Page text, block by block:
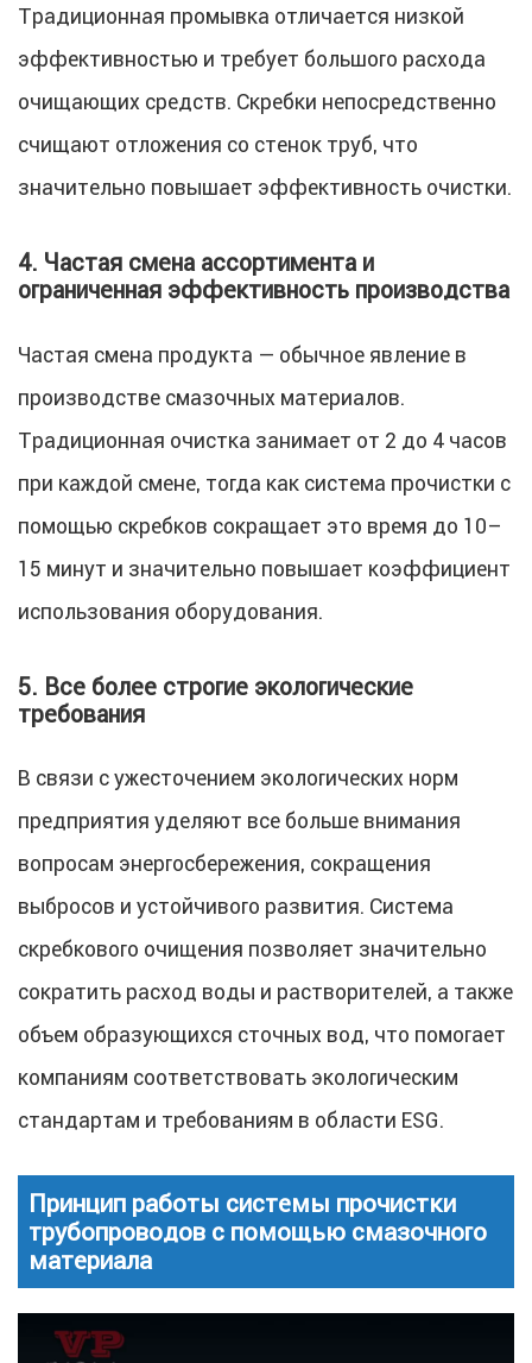
Традиционная промывка отличается низкой
эффективностью и требует большого расхода
очищающих средств. Скребки непосредственно
счищают отложения со стенок труб, что
значительно повышает эффективность очистки.
4. Частая смена ассортимента и
ограниченная эффективность производства
Частая смена продукта — обычное явление в
производстве смазочных материалов.
Традиционная очистка занимает от 2 до 4 часов
при каждой смене, тогда как система прочистки с
помощью скребков сокращает это время до 10–
15 минут и значительно повышает коэффициент
использования оборудования.
5. Все более строгие экологические
требования
В связи с ужесточением экологических норм
предприятия уделяют все больше внимания
вопросам энергосбережения, сокращения
выбросов и устойчивого развития. Система
скребкового очищения позволяет значительно
сократить расход воды и растворителей, а также
объем образующихся сточных вод, что помогает
компаниям соответствовать экологическим
стандартам и требованиям в области ESG.
Принцип работы системы прочистки
трубопроводов с помощью смазочного
материала